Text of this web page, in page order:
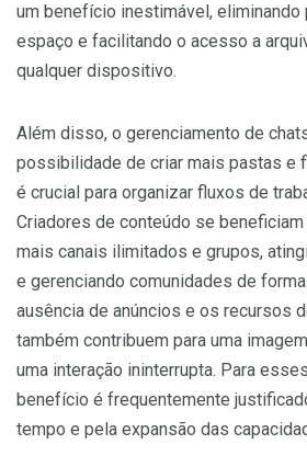
um benefício inestimável, eliminando
espaço e facilitando o acesso a
qualquer dispositivo.
Além disso, o gerenciamento de
possibilidade de criar mais pastas e
é crucial para organizar fluxos de
Criadores de conteúdo se
mais canais ilimitados e grupos,
e gerenciando comunidades de
ausência de anúncios e os recursos
também contribuem para uma
uma interação ininterrupta. Para
benefício é frequentemente
tempo e pela expansão das